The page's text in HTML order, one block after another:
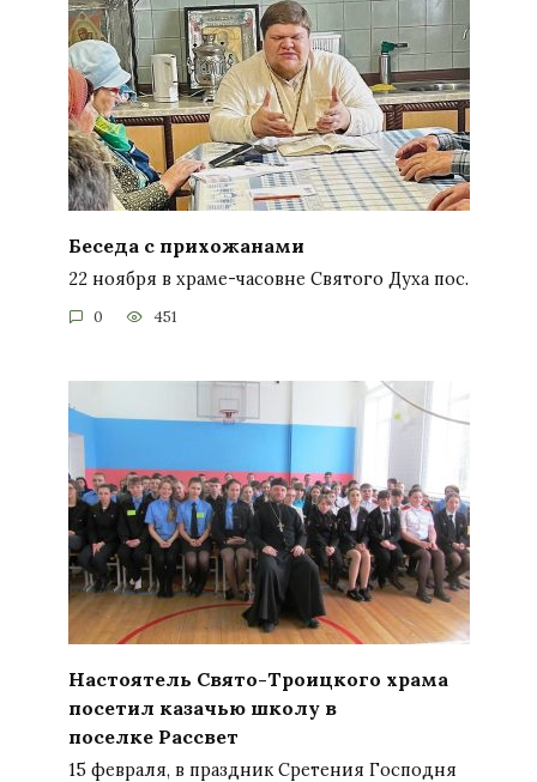
Беседа с прихожанами
22 ноября в храме-часовне Святого Духа пос.
0 451
Настоятель Свято-Троицкого храма
посетил казачью школу в
поселке Рассвет
15 февраля, в праздник Сретения Господня